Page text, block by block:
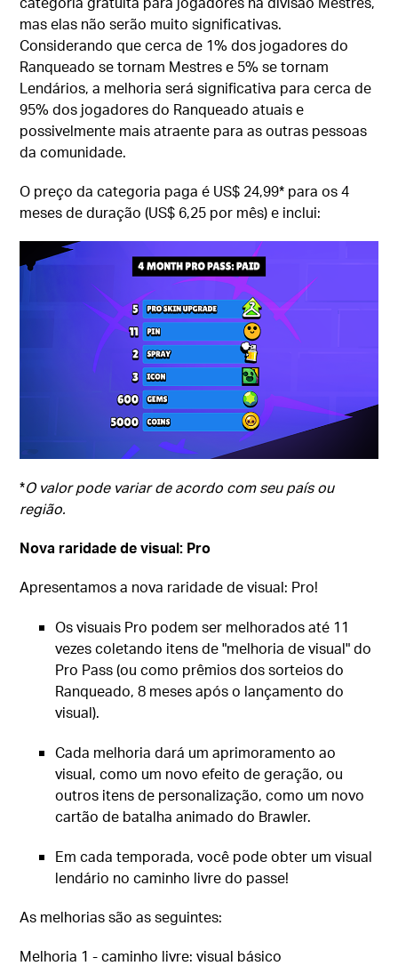
mas elas não serão muito significativas.
Considerando que cerca de 1% dos jogadores do
Ranqueado se tornam Mestres e 5% se tornam
Lendários, a melhoria será significativa para cerca de
95% dos jogadores do Ranqueado atuais e
possivelmente mais atraente para as outras pessoas
da comunidade.
O preço da categoria paga é US$ 24,99* para os 4
meses de duração (US$ 6,25 por mês) e inclui:
*O valor pode variar de acordo com seu país ou
região.
Nova raridade de visual: Pro
Apresentamos a nova raridade de visual: Pro!
Os visuais Pro podem ser melhorados até 11
vezes coletando itens de "melhoria de visual" do
Pro Pass (ou como prêmios dos sorteios do
Ranqueado, 8 meses após o lançamento do
visual).
Cada melhoria dará um aprimoramento ao
visual, como um novo efeito de geração, ou
outros itens de personalização, como um novo
cartão de batalha animado do Brawler.
Em cada temporada, você pode obter um visual
lendário no caminho livre do passe!
As melhorias são as seguintes:
Melhoria 1 - caminho livre: visual básico